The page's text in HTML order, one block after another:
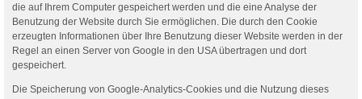
die auf Ihrem Computer gespeichert werden und die eine Analyse der
Benutzung der Website durch Sie ermöglichen. Die durch den Cookie
erzeugten Informationen über Ihre Benutzung dieser Website werden in der
Regel an einen Server von Google in den USA übertragen und dort
gespeichert.
Die Speicherung von Google-Analytics-Cookies und die Nutzung dieses